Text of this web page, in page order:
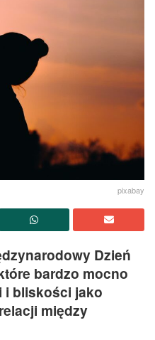
pixabay
Dzień
bardzo mocno
i bliskości jako
między